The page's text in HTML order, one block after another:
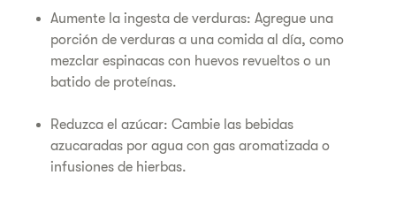
Aumente la ingesta de verduras: Agregue una
porción de verduras a una comida al día, como
mezclar espinacas con huevos revueltos o un
batido de proteínas.
Reduzca el azúcar: Cambie las bebidas
azucaradas por agua con gas aromatizada o
infusiones de hierbas.